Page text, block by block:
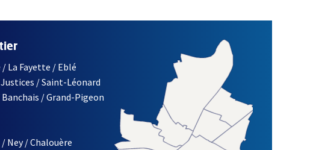
À LA LETTRE D'INFORMATION DE LA VILLE D'ANGERS
La Fayette / Eblé
/ Saint-Léonard
/ Grand-Pigeon
Ney / Chalouère